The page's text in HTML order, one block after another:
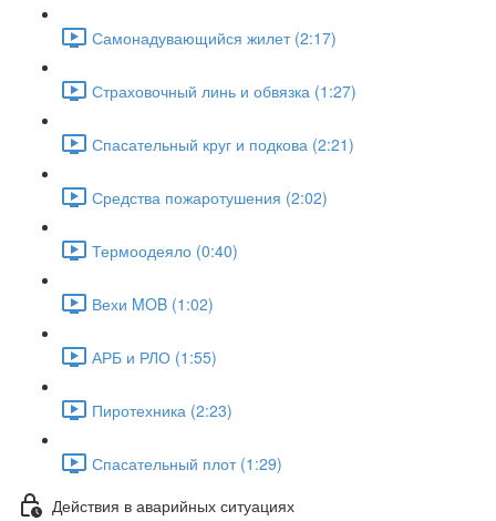
Самонадувающийся жилет (2:17)
Страховочный линь и обвязка (1:27)
Спасательный круг и подкова (2:21)
Средства пожаротушения (2:02)
Термоодеяло (0:40)
Вехи MOB (1:02)
АРБ и РЛО (1:55)
Пиротехника (2:23)
Спасательный плот (1:29)
Действия в аварийных ситуациях